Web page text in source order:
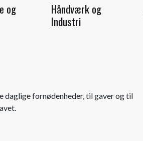
og
Håndværk og
Industri
daglige fornødenheder, til gaver og til